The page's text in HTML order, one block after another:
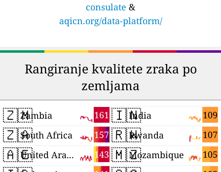
consulate &
aqicn.org/data-platform/
Rangiranje kvalitete zraka po
zemljama
🇿🇲 161
Zambia
🇿🇦 157
South Africa
🇦🇪 143
United Arab Emirates
🇮🇳 109
India
🇷🇼 107
Rwanda
🇲🇿 105
Mozambique